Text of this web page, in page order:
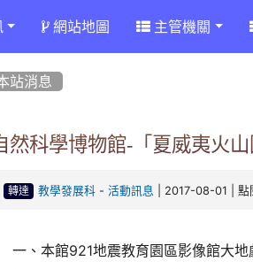
網站地圖 主管機關
站消息
然科學博物館-「夏威夷火
轉達 教學發展科 - 活動訊息 | 2017-08-01 | 點
一、本館921地震教育園區影像館大